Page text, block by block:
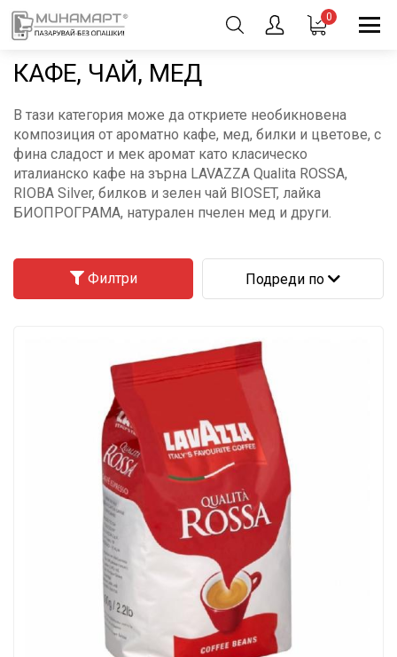
0
КАФЕ, ЧАЙ, МЕД
В тази категория може да откриете необикновена
композиция от ароматно кафе, мед, билки и цветове, с
фина сладост и мек аромат като класическо
италианско кафе на зърна LAVAZZA Qualita ROSSA,
RIOBA Silver, билков и зелен чай BIOSET, лайка
БИОПРОГРАМА, натурален пчелен мед и други.
Филтри Подреди по